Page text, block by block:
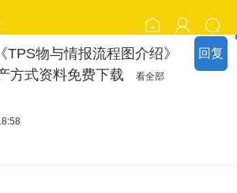
回复
TPS物与情报流程图介绍》
方式资料免费下载
看全部